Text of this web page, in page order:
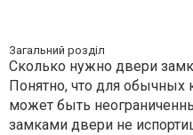
Загальний розділ
Сколько нужно двери
Понятно, что для обычных
может быть
замками двери не